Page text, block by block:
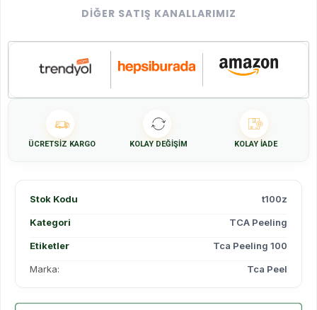
DIĞER SATIŞ KANALLARIMIZ
ÜCRETSIZ KARGO KOLAY DEĞIŞIM KOLAY İADE
Stok Kodu t100z
Kategori TCA Peeling
Etiketler Tca Peeling 100
Marka: Tca Peel